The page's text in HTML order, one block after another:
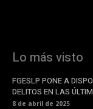
Lo más visto
FGESLP PONE A
DELITOS EN LAS
8 de abril de 2025